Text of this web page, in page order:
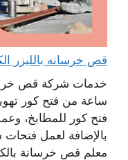
قص خرسانه بالليزر الكويت 65932555 فتح
ساعة من فتح كور
فتح كور للمطابخ،
بالإضافة لعمل
معلم قص خرسانة